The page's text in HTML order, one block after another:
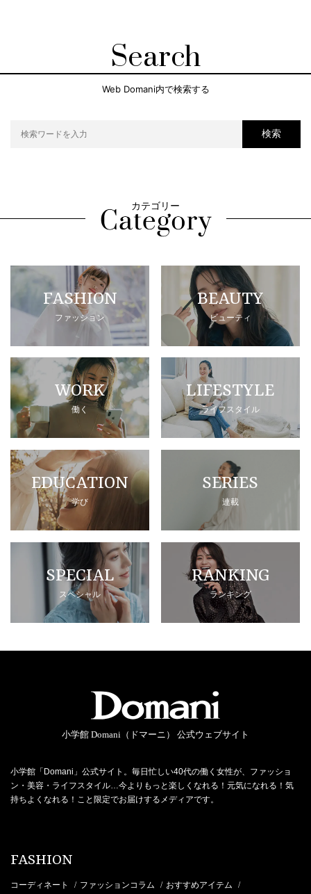
Search
Web Domani内で検索する
検索
カテゴリー
FASHION
ファッション
BEAUTY
ビューティ
WORK
働く
LIFESTYLE
ライフスタイル
EDUCATION
学び
SERIES
連載
SPECIAL
スペシャル
RANKING
ランキング
小学館 Domani（ドマーニ） 公式ウェブサイト
小学館「Domani」公式サイト。毎日忙しい40代の働く女性が、ファッショ
ン・美容・ライフスタイル…今よりもっと楽しくなれる！元気になれる！気
持ちよくなれる！こと限定でお届けするメディアです。
FASHION
コーディネート / ファッションコラム / おすすめアイテム /